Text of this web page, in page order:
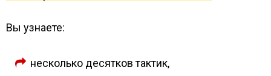
Вы узнаете:
несколько десятков тактик,